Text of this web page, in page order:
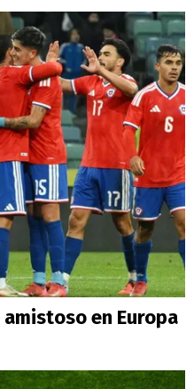
en Europa